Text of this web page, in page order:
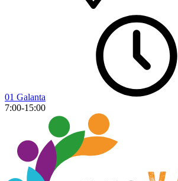
01 Galanta
7:00-15:00